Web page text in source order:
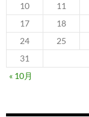
10
11
17
18
24
25
31
« 10月